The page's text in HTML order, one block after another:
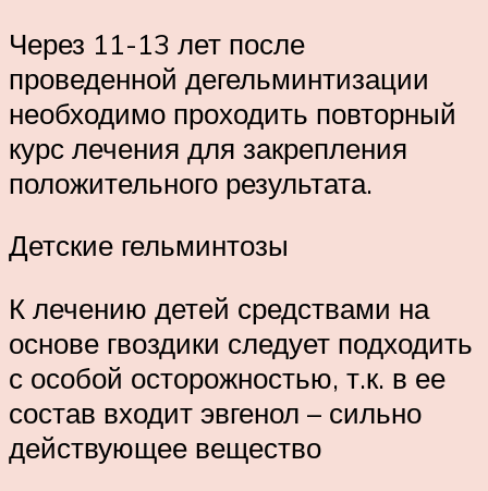
Через 11-13 лет после
проведенной дегельминтизации
необходимо проходить повторный
курс лечения для закрепления
положительного результата.
Детские гельминтозы
К лечению детей средствами на
основе гвоздики следует подходить
с особой осторожностью, т.к. в ее
состав входит эвгенол – сильно
действующее вещество